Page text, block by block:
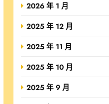
2026 年 1 月
2025 年 12 月
2025 年 11 月
2025 年 10 月
2025 年 9 月